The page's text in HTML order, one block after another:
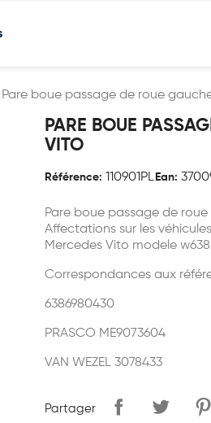
Pare boue passage de roue
PARE BOUE
VITO
Référence: 110901PL Ean:
Pare boue passage de
Affectations sur les
Mercedes Vito modele
Correspondances aux
6386980430
PRASCO ME9073604
VAN WEZEL 3078433
Partager